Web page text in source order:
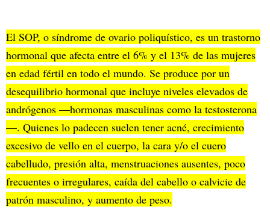
El SOP, o síndrome de ovario poliquístico, es un trastorno
hormonal que afecta entre el 6% y el 13% de las mujeres
en edad fértil en todo el mundo. Se produce por un
desequilibrio hormonal que incluye niveles elevados de
andrógenos —hormonas masculinas como la testosterona
—. Quienes lo padecen suelen tener acné, crecimiento
excesivo de vello en el cuerpo, la cara y/o el cuero
cabelludo, presión alta, menstruaciones ausentes, poco
frecuentes o irregulares, caída del cabello o calvicie de
patrón masculino, y aumento de peso.